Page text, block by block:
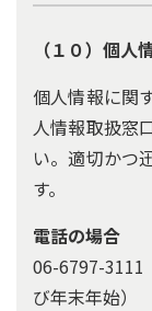
（１０）個
個人情報に関
人情報取扱窓
い。適切かつ
す。
電話の場合
06-6797-
び年末年始）